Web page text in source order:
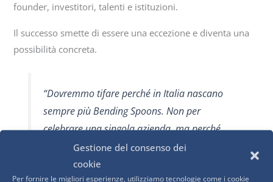
Gestione del consenso dei
cookie
Per fornire le migliori esperienze, utilizziamo tecnologie come i cookie
founder, investitori, talenti e istituzioni.
Il successo smette di essere una eccezione e diventa una
possibilità concreta.
“Dovremmo tifare perché in Italia nascano
sempre più Bending Spoons. Non per
celebrare una singola azienda, ma perché
ogni grande successo rende più forte l’intero
movimento del Tech Made in Italy e ispira la